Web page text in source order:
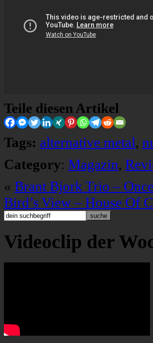
Teile diesen Artikel
Tags: alternative metal,
Category: Magazin,
« Brant Bjork Trio –
Bird’s View – House Of
Videoclip der